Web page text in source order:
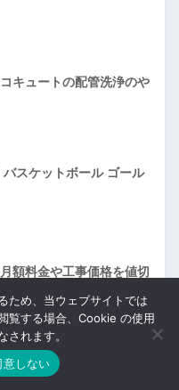
キュートの配管洗浄のや
バスケットボール ゴール
額料金や工事価格を値切
と坪単価価格と買わない
ため、当ウェブサイトでは
覧する場合、Cookie の使用
されます。
意しない